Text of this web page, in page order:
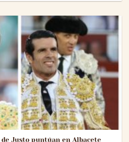
Justo puntúan en Albacete